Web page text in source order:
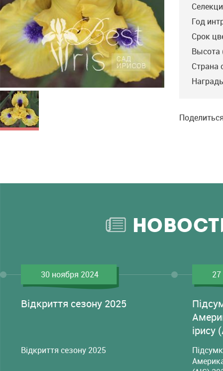
Год
Срок
Высота
Страна
30 ноября 2024
Відкриття сезону 2025
Відкриття сезону 2025
ірису